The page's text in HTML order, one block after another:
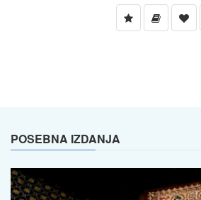
POSEBNA IZDANJA